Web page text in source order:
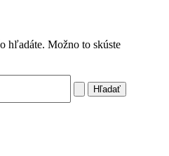
hľadáte. Možno to skúste